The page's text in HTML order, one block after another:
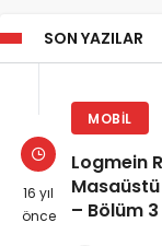
SON YAZILAR
16 yıl
önce
MOBIL
Logmein
– Bölüm 3